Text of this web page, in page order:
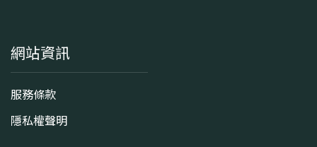
網站資訊
服務條款
隱私權聲明